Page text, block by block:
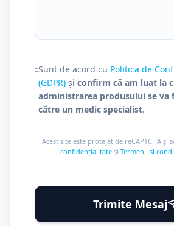
Sunt de acord cu Politica de
(GDPR)și confirm că am luat la
administrarea produsului se va
către un medic specialist.
Acest site este protejat de reCAPTCHA și
confidențialitate și Termenii și
Trimite Mesaj